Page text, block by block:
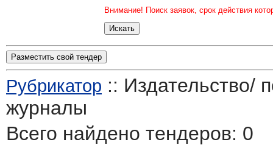
Внимание! Поиск заявок, срок действия
Разместить свой тендер
Рубрикатор :: Издательство/
журналы
Всего найдено тендеров: 0